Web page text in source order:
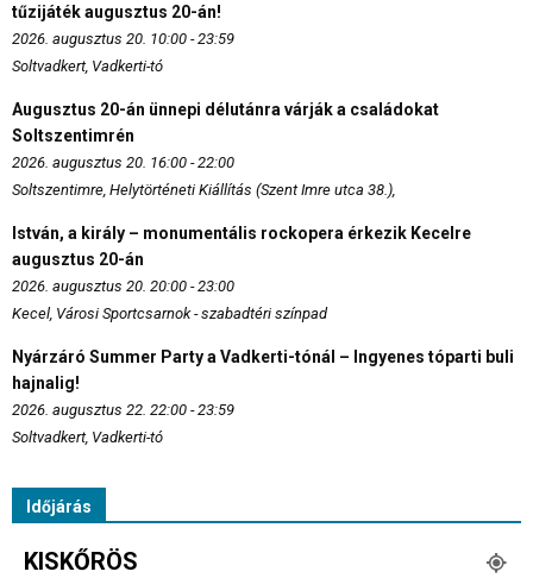
tűzijáték augusztus 20-án!
2026. augusztus 20. 10:00 - 23:59
Soltvadkert, Vadkerti-tó
Augusztus 20-án ünnepi délutánra várják a családokat
Soltszentimrén
2026. augusztus 20. 16:00 - 22:00
Soltszentimre, Helytörténeti Kiállítás (Szent Imre utca 38.),
István, a király – monumentális rockopera érkezik Kecelre
augusztus 20-án
2026. augusztus 20. 20:00 - 23:00
Kecel, Városi Sportcsarnok - szabadtéri színpad
Nyárzáró Summer Party a Vadkerti-tónál – Ingyenes tóparti buli
hajnalig!
2026. augusztus 22. 22:00 - 23:59
Soltvadkert, Vadkerti-tó
Időjárás
KISKŐRÖS